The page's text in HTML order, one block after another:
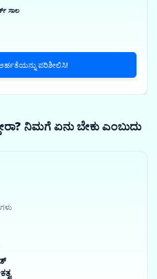
ಸಾಲ
ಪರಿಶೀಲಿಸಿ!
ನಿಮಗೆ ಏನು ಬೇಕು ಎಂಬುದು